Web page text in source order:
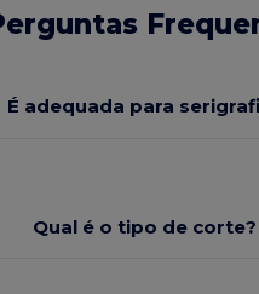
É adequada para
Qual é o tipo de corte?